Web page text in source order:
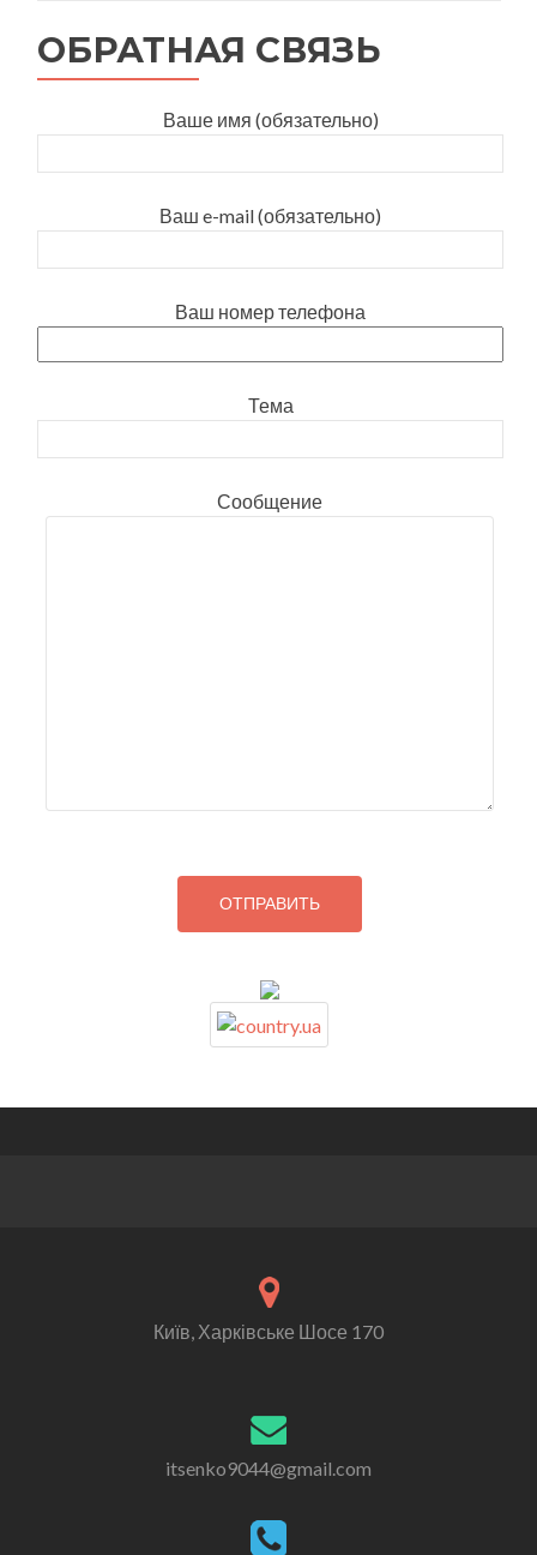
ОБРАТНАЯ СВЯЗЬ
Ваше имя (обязательно)
Ваш e-mail (обязательно)
Ваш номер телефона
Тема
Сообщение
Київ, Харківське Шосе 170
itsenko9044@gmail.com